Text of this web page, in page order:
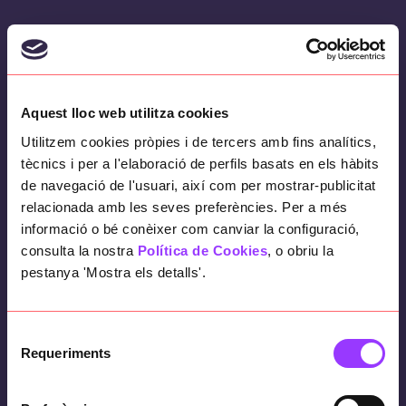
Aquest lloc web utilitza cookies
Utilitzem cookies pròpies i de tercers amb fins analítics,
tècnics i per a l'elaboració de perfils basats en els hàbits
de navegació de l'usuari, així com per mostrar-publicitat
relacionada amb les seves preferències. Per a més
informació o bé conèixer com canviar la configuració,
consulta la nostra Política de Cookies, o obriu la
pestanya 'Mostra els detalls'.
Requeriments
Una empresa distribuidora y fabricante de
químicos aromáticos y fragancias ha
recepción de productos de proveedores es
un punto crítico para monitorizar. Esto se
debe a la semejanza entre los diferentes
productos donde el etiquetado manual y la
monitorización del stock es difícil.
Mejorar la eficiencia en el proceso de